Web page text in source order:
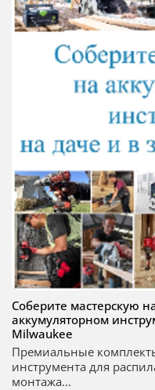
Соберите мастерскую
аккумуляторном
Milwaukee
Премиальные
инструмента для
монтажа...